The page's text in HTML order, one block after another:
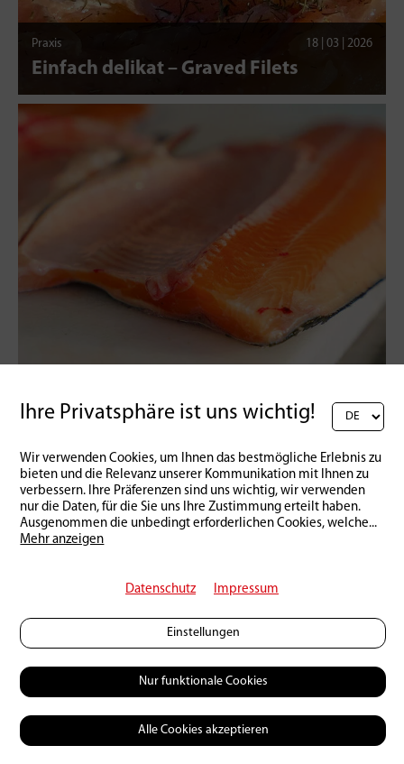
Praxis 18 | 03 | 2026
Einfach delikat – Graved Filets
Schweiz | Produkte 16 | 03 | 2026
Ihre Privatsphäre ist uns wichtig!
Wir verwenden Cookies, um Ihnen das bestmögliche Erlebnis zu
bieten und die Relevanz unserer Kommunikation mit Ihnen zu
verbessern. Ihre Präferenzen sind uns wichtig, wir verwenden
nur die Daten, für die Sie uns Ihre Zustimmung erteilt haben.
Ausgenommen die unbedingt erforderlichen Cookies, welche...
Mehr anzeigen
Datenschutz Impressum
Einstellungen
Nur funktionale Cookies
Alle Cookies akzeptieren